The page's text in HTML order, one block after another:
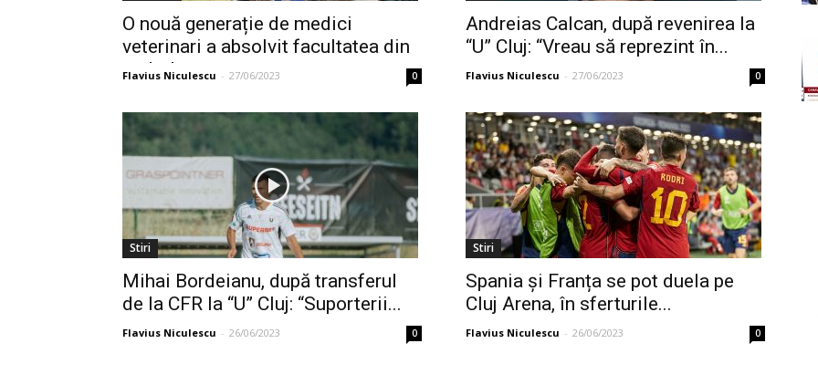
O nouă generație de medici
veterinari a absolvit facultatea din
cadrul...
Flavius Niculescu - 27/06/2023 0
Andreias Calcan, după revenirea la
“U” Cluj: “Vreau să reprezint în...
Flavius Niculescu - 27/06/2023 0
Stiri
Mihai Bordeianu, după transferul
de la CFR la “U” Cluj: “Suporterii...
Flavius Niculescu - 26/06/2023 0
Stiri
Spania și Franța se pot duela pe
Cluj Arena, în sferturile...
Flavius Niculescu - 26/06/2023 0